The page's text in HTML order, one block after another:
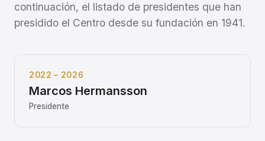
continuación, el listado de presidentes que han
presidido el Centro desde su fundación en 1941.
2022 – 2026
Marcos Hermansson
Presidente